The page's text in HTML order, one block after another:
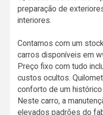
preparação de
interiores.
Contamos com um
carros disponíveis em
Preço fixo com tudo
custos ocultos.
conforto de um
Neste carro, a
elevados padrões do